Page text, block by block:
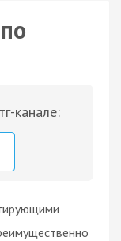
канале: